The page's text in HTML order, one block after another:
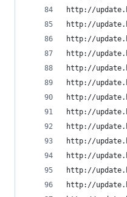
http://
http://
http://
http://
http://
http://
http://
http://
http://
http://
http://
http://
http://